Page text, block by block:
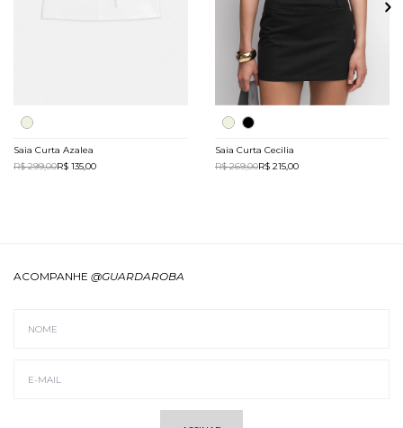
Saia Curta Azalea
R$ 299,00R$ 135,00
Saia Curta Cecilia
R$ 269,00R$ 215,00
ACOMPANHE @GUARDAROBA